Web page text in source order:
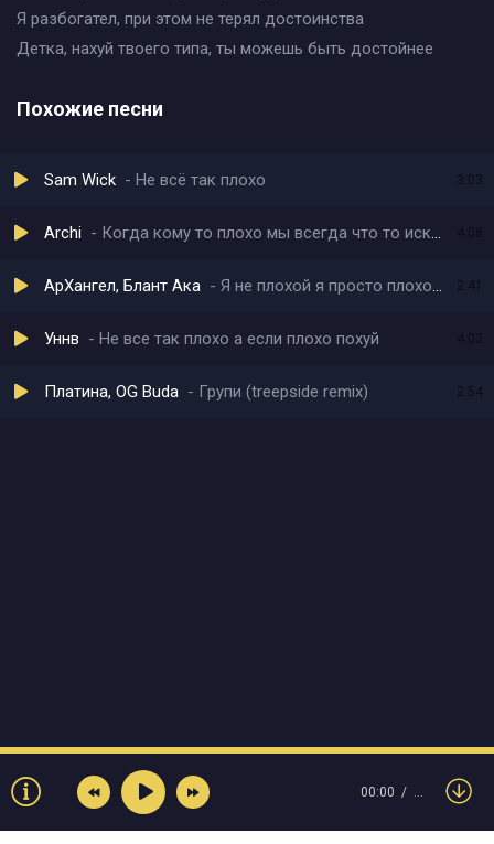
Я разбогател, при этом не терял достоинства
Детка, нахуй твоего типа, ты можешь быть достойнее
Похожие песни
Sam Wick Не всё так плохо 3:03
Archi Когда кому то плохо мы всегда что то искали
АрХангел, Блант Ака Я не плохой я просто плохо жил 2:41
Уннв Не все так плохо а если плохо похуй
Платина, OG Buda Групи (treepside remix) 2:54
00:00 …